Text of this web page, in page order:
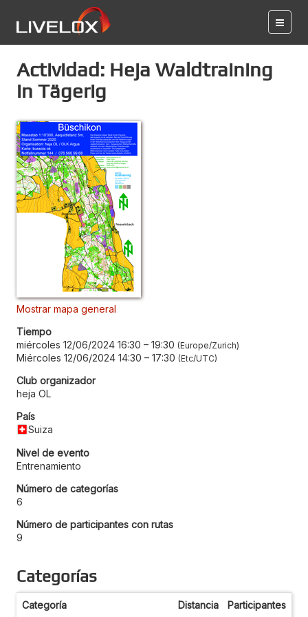
Actividad: Heja Waldtraining
in Tägerig
Mostrar mapa general
Tiempo
miércoles 12/06/2024 16:30 – 19:30 Europe/Zurich
Miércoles 12/06/2024 14:30 – 17:30 Etc/UTC
Club organizador
heja OL
País
Suiza
Nivel de evento
Entrenamiento
Número de categorías
6
Número de participantes con rutas
9
Categorías
Categoría Distancia Participantes